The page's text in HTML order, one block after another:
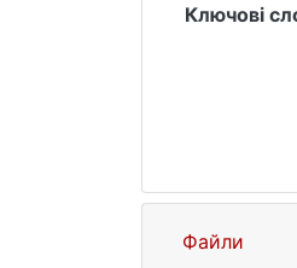
і
Франка.
манера
П.
знані
Проте
Ключові
Файли